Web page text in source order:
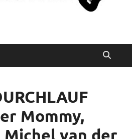
Mommy,